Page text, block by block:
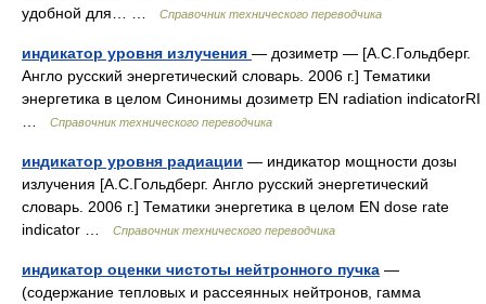
удобной для… …
Справочник технического переводчика
индикатор уровня излучения — дозиметр — [А.С.Гольдберг.
Англо русский энергетический словарь. 2006 г.] Тематики
энергетика в целом Синонимы дозиметр EN radiation indicatorRI
Справочник технического переводчика
индикатор уровня радиации — индикатор мощности дозы
излучения [А.С.Гольдберг. Англо русский энергетический
словарь. 2006 г.] Тематики энергетика в целом EN dose rate
indicator …
Справочник технического переводчика
индикатор оценки чистоты нейтронного пучка —
(содержание тепловых и рассеянных нейтронов, гамма